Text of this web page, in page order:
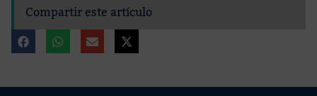
Compartir este artículo